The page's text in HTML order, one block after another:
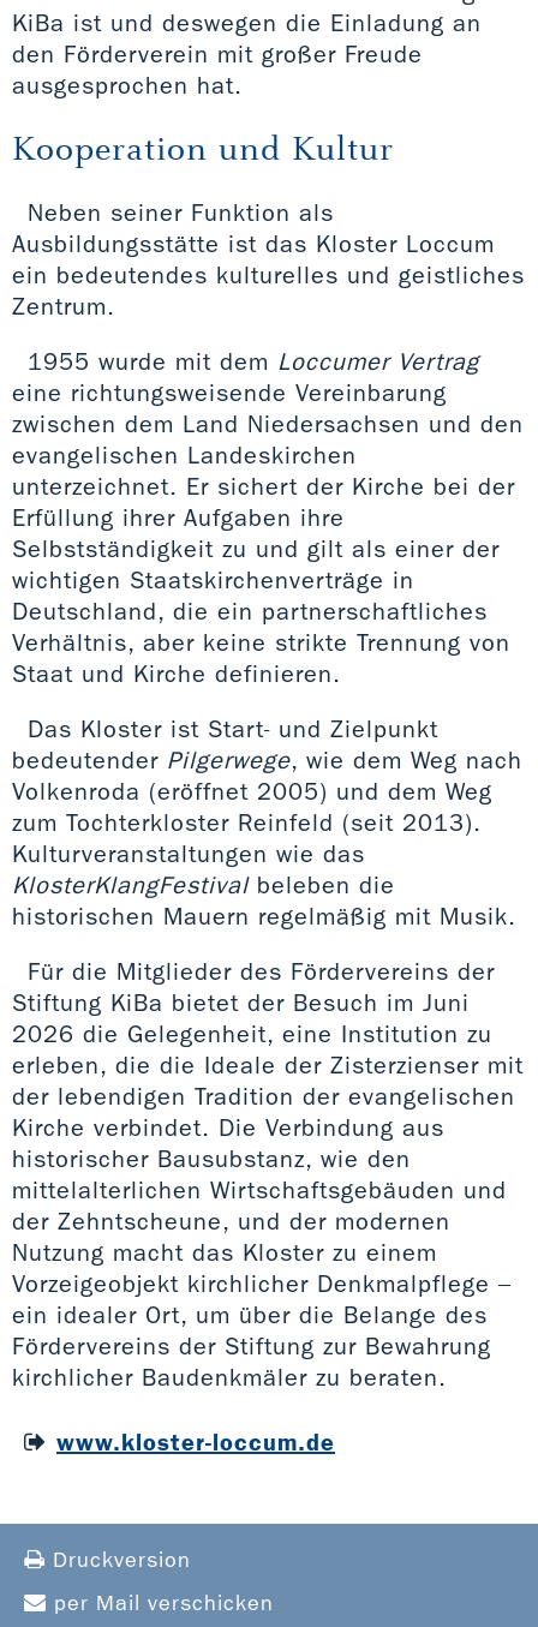
KiBa ist und deswegen die Einladung an
den Förderverein mit großer Freude
ausgesprochen hat.
Kooperation und Kultur
Neben seiner Funktion als
Ausbildungsstätte ist das Kloster Loccum
ein bedeutendes kulturelles und geistliches
Zentrum.
1955 wurde mit dem Loccumer Vertrag
eine richtungsweisende Vereinbarung
zwischen dem Land Niedersachsen und den
evangelischen Landeskirchen
unterzeichnet. Er sichert der Kirche bei der
Erfüllung ihrer Aufgaben ihre
Selbstständigkeit zu und gilt als einer der
wichtigen Staatskirchenverträge in
Deutschland, die ein partnerschaftliches
Verhältnis, aber keine strikte Trennung von
Staat und Kirche definieren.
Das Kloster ist Start- und Zielpunkt
bedeutender Pilgerwege, wie dem Weg nach
Volkenroda (eröffnet 2005) und dem Weg
zum Tochterkloster Reinfeld (seit 2013).
Kulturveranstaltungen wie das
KlosterKlangFestivalbeleben die
historischen Mauern regelmäßig mit Musik.
Für die Mitglieder des Fördervereins der
Stiftung KiBa bietet der Besuch im Juni
2026 die Gelegenheit, eine Institution zu
erleben, die die Ideale der Zisterzienser mit
der lebendigen Tradition der evangelischen
Kirche verbindet. Die Verbindung aus
historischer Bausubstanz, wie den
mittelalterlichen Wirtschaftsgebäuden und
der Zehntscheune, und der modernen
Nutzung macht das Kloster zu einem
Vorzeigeobjekt kirchlicher Denkmalpflege –
ein idealer Ort, um über die Belange des
Fördervereins der Stiftung zur Bewahrung
kirchlicher Baudenkmäler zu beraten.
www.kloster-loccum.de
Druckversion
per Mail verschicken